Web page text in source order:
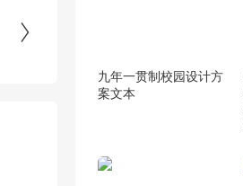

九年一贯制校园设计方
案文本